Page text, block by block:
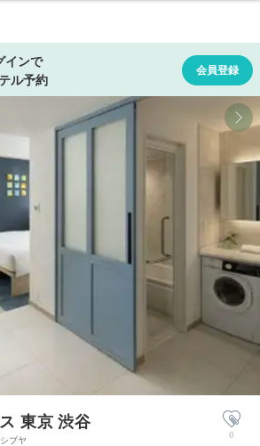
東京 渋谷
ブヤ 0